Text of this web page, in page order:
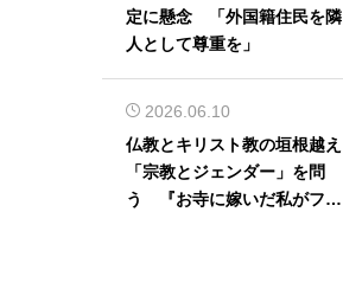
定に懸念 「外国籍住民を隣
人として尊重を」
2026.06.10
仏教とキリスト教の垣根越え
「宗教とジェンダー」を問
う 『お寺に嫁いだ私がフェ